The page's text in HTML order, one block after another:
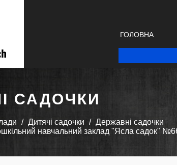
ГОЛОВНА
САДОЧКИ
Дитячі садочки
Державні садочки
навчальний заклад "Ясла садок" №66